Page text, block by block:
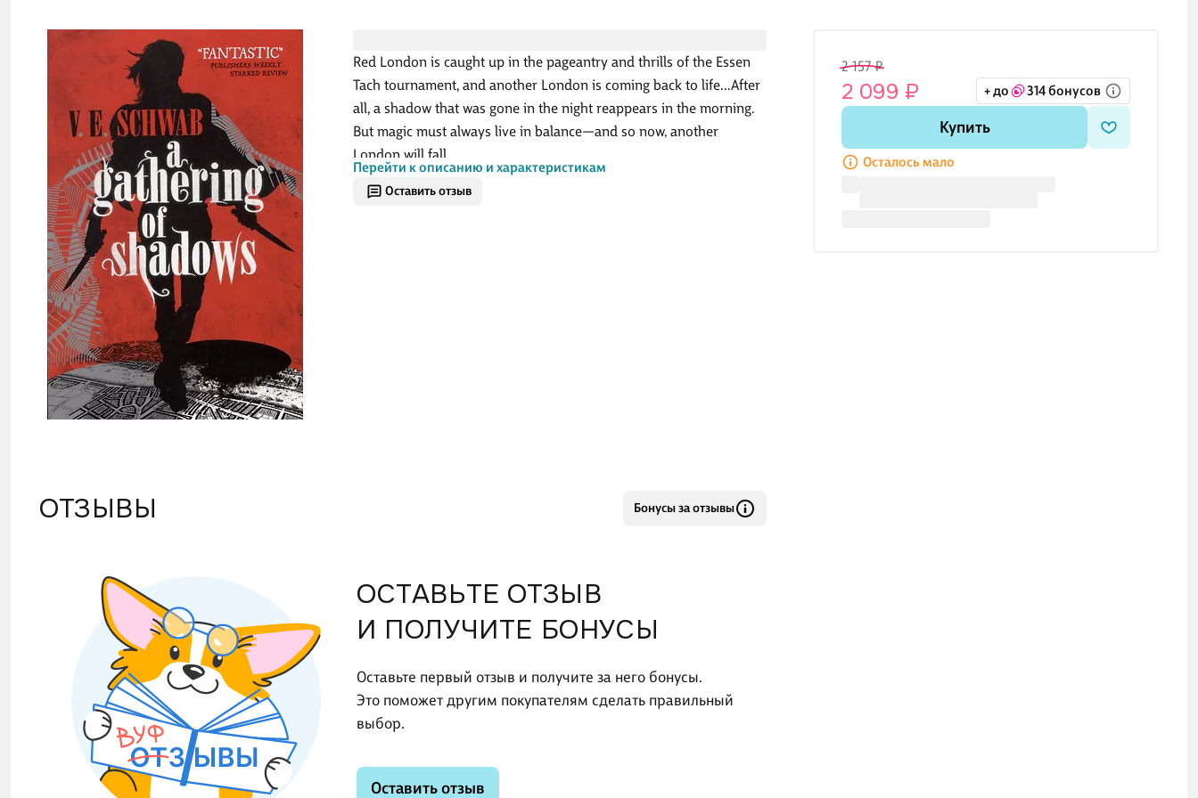
Оставить отзыв
Red London is caught up in the pageantry and thrills of the Essen
Tach tournament, and another London is coming back to life...After
all, a shadow that was gone in the night reappears in the morning.
But magic must always live in balance―and so now, another
London will fall.
Красный Лондон охвачен зрелищем и азартом турнира в Эссен-
Тах, а другой Лондон возвращается к жизни... Ведь тень,
Перейти к описанию и характеристикам
2 157 ₽
2 099 ₽ + до 314 бонусов
Купить
Осталось мало
ОТЗЫВЫ Бонусы за отзывы
ОСТАВЬТЕ ОТЗЫВ
И ПОЛУЧИТЕ БОНУСЫ
Оставьте первый отзыв и получите за него бонусы.
Это поможет другим покупателям сделать правильный
выбор.
Оставить отзыв